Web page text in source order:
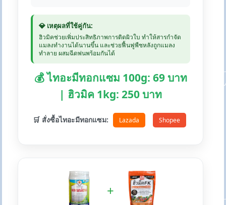
💎 เหตุผลที่ใช้คู่กัน:
ฮิวมิคช่วยเพิ่มประสิทธิภาพการติดผิวใบ ทำให้สารกำจัด
แมลงทำงานได้นานขึ้น และช่วยฟื้นฟูพืชหลังถูกแมลง
ทำลาย ผสมฉีดพ่นพร้อมกันได้
💰 ไทอะมีทอกแซม 100g: 69 บาท
| ฮิวมิค 1kg: 250 บาท
🛒 สั่งซื้อไทอะมีทอกแซม: Lazada Shopee
+